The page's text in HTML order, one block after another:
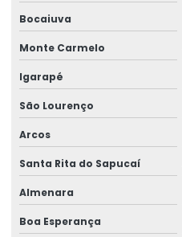
Bocaiuva
Monte Carmelo
Igarapé
São Lourenço
Arcos
Santa Rita do Sapucaí
Almenara
Boa Esperança